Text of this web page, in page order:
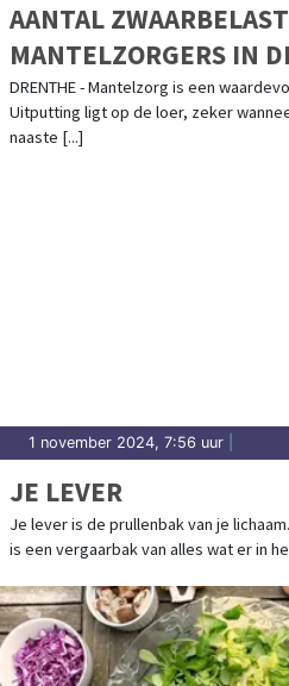
AANTAL
MANTELZORGERS IN
JAAR TIJD
DRENTHE - Mantelzorg is een
Uitputting ligt op de loer, zeker
naaste [...]
1 november 2024, 7:56 uur
JE LEVER
Je lever is de prullenbak van je
is een vergaarbak van alles wat er in